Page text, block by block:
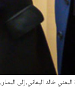
اليماني، إلى اليسار،